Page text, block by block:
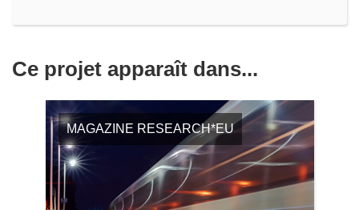
Ce projet apparaît dans...
MAGAZINE RESEARCH*EU